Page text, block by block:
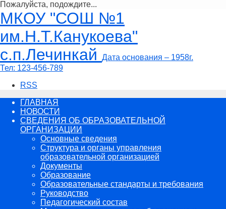
Пожалуйста, подождите...
Перейти
к
содержимому
МКОУ "СОШ №1
им.Н.Т.Канукоева"
с.п.Лечинкай
Дата основания – 1958г.
Тел: 123-456-789
RSS
ГЛАВНАЯ
НОВОСТИ
СВЕДЕНИЯ ОБ ОБРАЗОВАТЕЛЬНОЙ
ОРГАНИЗАЦИИ
Основные сведения
Структура и органы управления
образовательной организацией
Документы
Образование
Образовательные стандарты и требования
Руководство
Педагогический состав